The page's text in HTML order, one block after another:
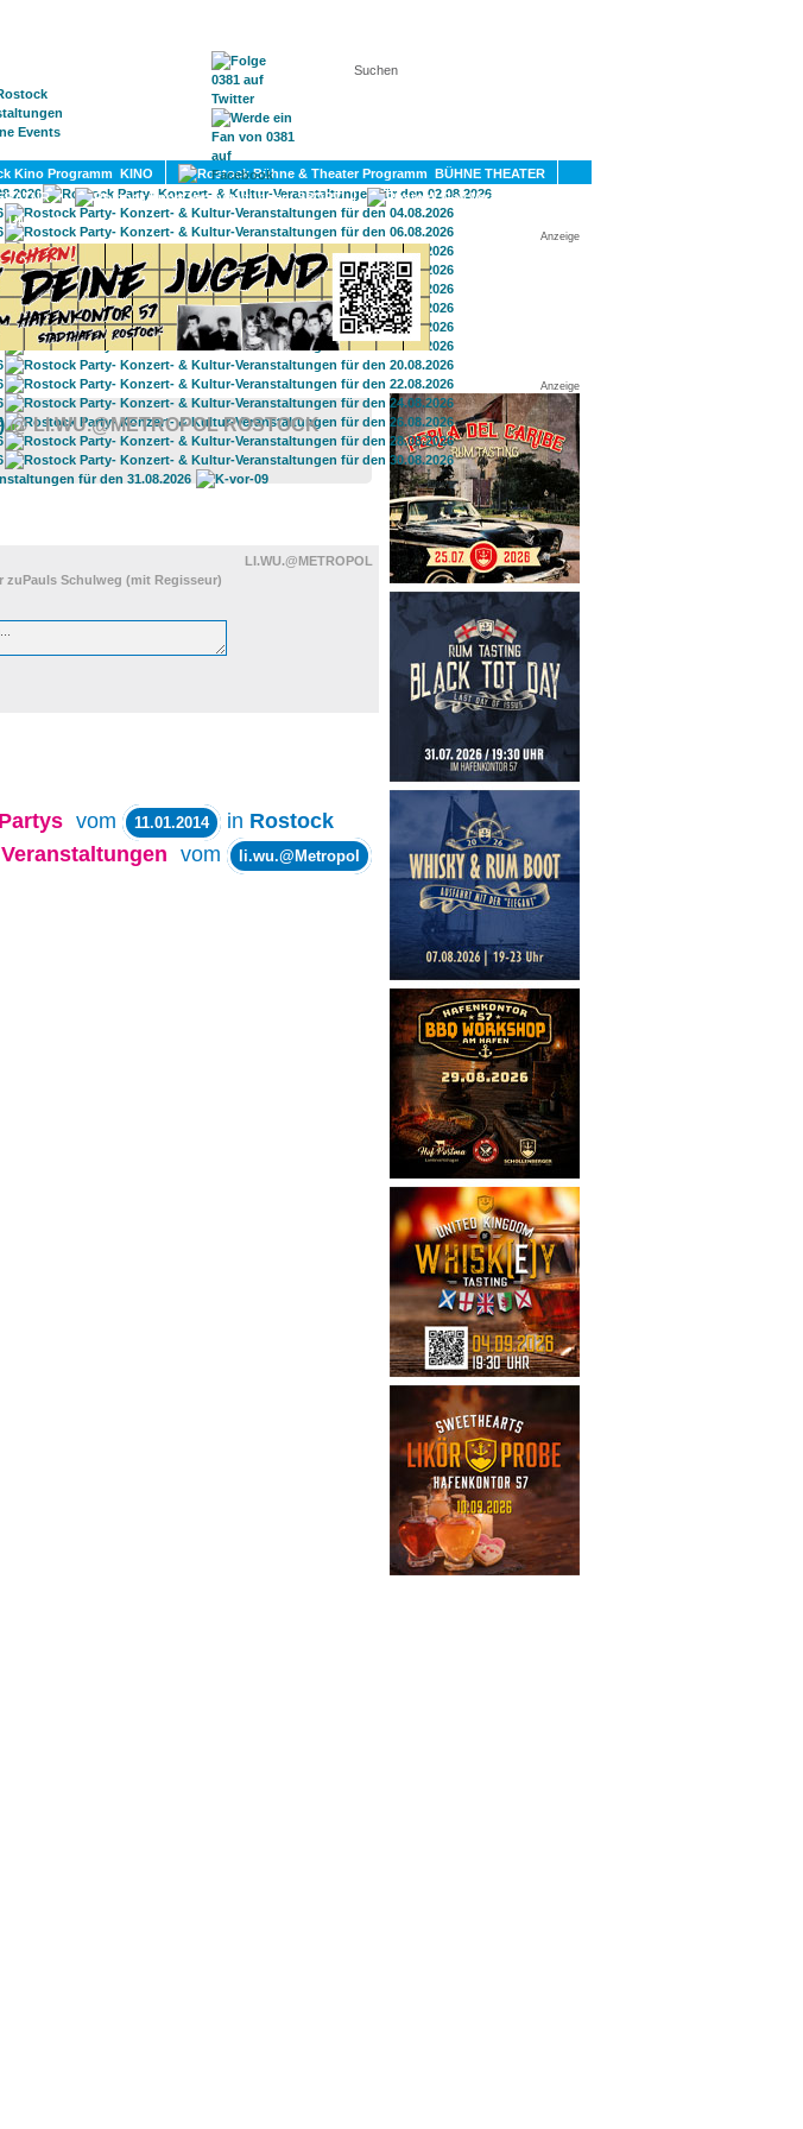
KONTAKT
KINO
BÜHNE THEATER
SPORT
UMLAND
Anzeige
Anzeige
@ LI.WU.@METROPOL ROSTOCK
LI.WU.@METROPOL
Partys vom 11.01.2014 in Rostock
vom li.wu.@Metropol